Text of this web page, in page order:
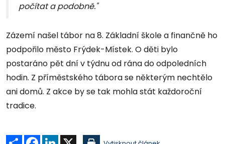
počítat a podobně."
Zázemí našel tábor na 8. Základní škole a finančně ho
podpořilo město Frýdek-Místek. O děti bylo
postaráno pět dní v týdnu od rána do odpoledních
hodin. Z příměstského tábora se některým nechtělo
ani domů. Z akce by se tak mohla stát každoroční
tradice.
Sdílet Facebook
LinkedIn